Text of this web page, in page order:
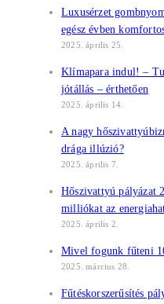
Luxusérzet
egész évben
2025. április 25.
Klímapara indul! –
jótállás – érthetően
2025. április 14.
A nagy
drága illúzió?
2025. április 7.
Hőszivattyú pályázat
milliókat az
2025. április 2.
Mivel fogunk fűteni
2025. március 28.
Fűtéskorszerűsítés